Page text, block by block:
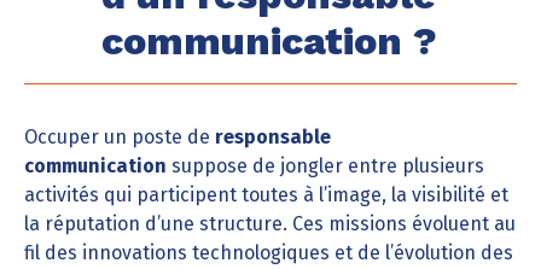
communication ?
Occuper un poste de responsable
communication suppose de jongler entre plusieurs
activités qui participent toutes à l’image, la visibilité et
la réputation d’une structure. Ces missions évoluent au
fil des innovations technologiques et de l’évolution des